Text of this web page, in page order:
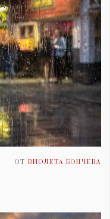
ОТ ВИОЛЕТА БОНЧЕВА